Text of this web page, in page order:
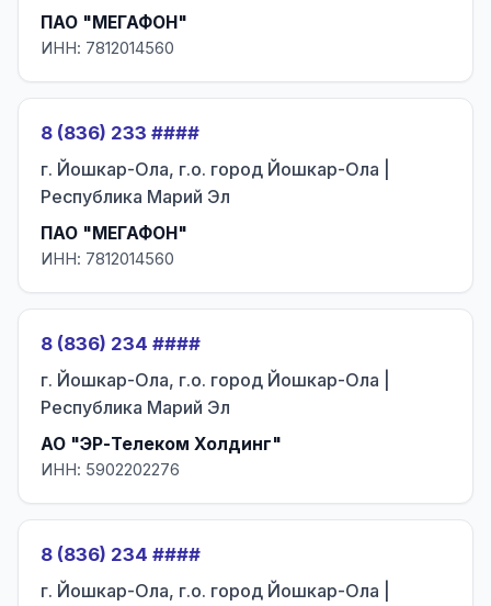
ПАО "МЕГАФОН"
ИНН: 7812014560
8 (836) 233 ####
г. Йошкар-Ола, г.о. город Йошкар-Ола |
Республика Марий Эл
ПАО "МЕГАФОН"
ИНН: 7812014560
8 (836) 234 ####
г. Йошкар-Ола, г.о. город Йошкар-Ола |
Республика Марий Эл
АО "ЭР-Телеком Холдинг"
ИНН: 5902202276
8 (836) 234 ####
г. Йошкар-Ола, г.о. город Йошкар-Ола |